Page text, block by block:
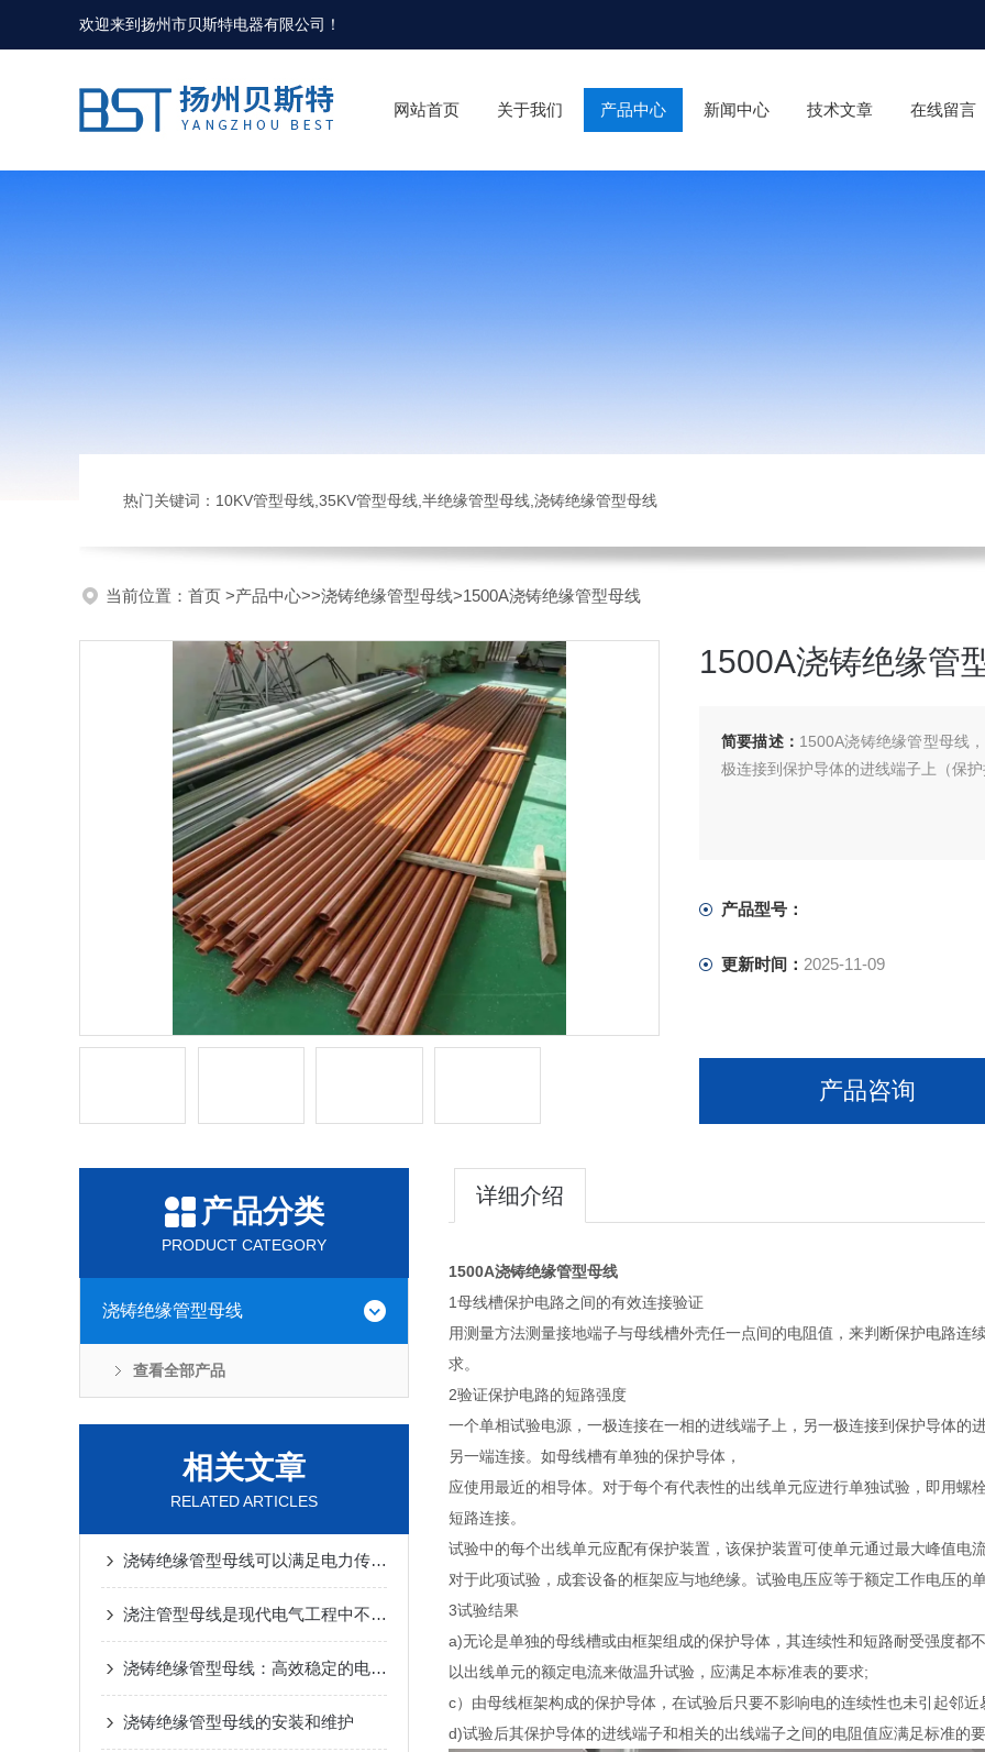
欢迎来到扬州市贝斯特电器有限公司 ！
网站首页 关于我们 产品中心 新闻中心 技术文章 在线留言
热门关键词：10KV管型母线,35KV管型母线,半绝缘管型母线,浇铸绝缘管型母线
当前位置： 首页 >产品中心>>浇铸绝缘管型母线>1500A浇铸绝缘管型母线
1500A浇铸绝缘管
简要描述： 1500A浇铸绝缘管型母线
极连接到保护导体的进线端子上（保
产品型号：
更新时间： 2025-11-09
产品咨询
产品分类
PRODUCT CATEGORY
浇铸绝缘管型母线
查看全部产品
相关文章
RELATED ARTICLES
浇铸绝缘管型母线可以满足电力传输的要求
浇注管型母线是现代电气工程中不可少的一部分
浇铸绝缘管型母线：高效稳定的电力传输解决方案
浇铸绝缘管型母线的安装和维护
详细介绍
1500A浇铸绝缘管型母线
1母线槽保护电路之间的有效连接验证
用测量方法测量接地端子与母线槽外壳任一点间的电阻值，来判断保护电路
求。
2验证保护电路的短路强度
一个单相试验电源，一极连接在一相的进线端子上，另一极连接到保护导体的
另一端连接。如母线槽有单独的保护导体，
应使用最近的相导体。对于每个有代表性的出线单元应进行单独试验，即用
短路连接。
试验中的每个出线单元应配有保护装置，该保护装置可使单元通过最大峰值电
对于此项试验，成套设备的框架应与地绝缘。试验电压应等于额定工作电压的
3试验结果
a)无论是单独的母线槽或由框架组成的保护导体，其连续性和短路耐受强度都
以出线单元的额定电流来做温升试验，应满足本标准表的要求;
c）由母线框架构成的保护导体，在试验后只要不影响电的连续性也未引起邻
d)试验后其保护导体的进线端子和相关的出线端子之间的电阻值应满足标准的